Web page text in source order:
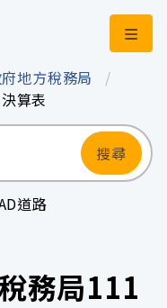
料開
地方稅務局
算表
搜尋
道路
務局111